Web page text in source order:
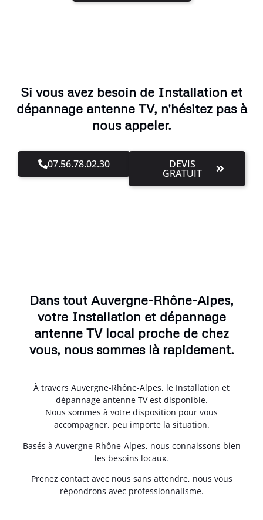
Si vous avez besoin de Installation et
dépannage antenne TV, n'hésitez pas à
nous appeler.
07.56.78.02.30 DEVIS
GRATUIT
Dans tout Auvergne-Rhône-Alpes,
votre Installation et dépannage
antenne TV local proche de chez
vous, nous sommes là rapidement.
À travers Auvergne-Rhône-Alpes, le Installation et
dépannage antenne TV est disponible.
Nous sommes à votre disposition pour vous
accompagner, peu importe la situation.
Basés à Auvergne-Rhône-Alpes, nous connaissons bien
les besoins locaux.
Prenez contact avec nous sans attendre, nous vous
répondrons avec professionnalisme.